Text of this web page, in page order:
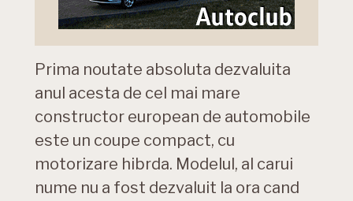
Prima noutate absoluta dezvaluita
anul acesta de cel mai mare
constructor european de automobile
este un coupe compact, cu
motorizare hibrda. Modelul, al carui
nume nu a fost dezvaluit la ora cand